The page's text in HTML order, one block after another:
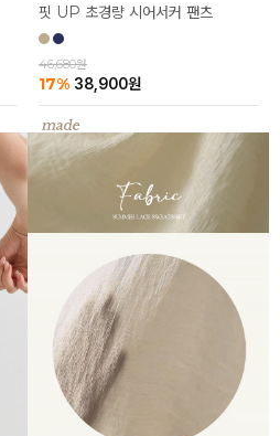
핏 UP 초경량 시어서커 팬츠
46,680원
17% 38,900원